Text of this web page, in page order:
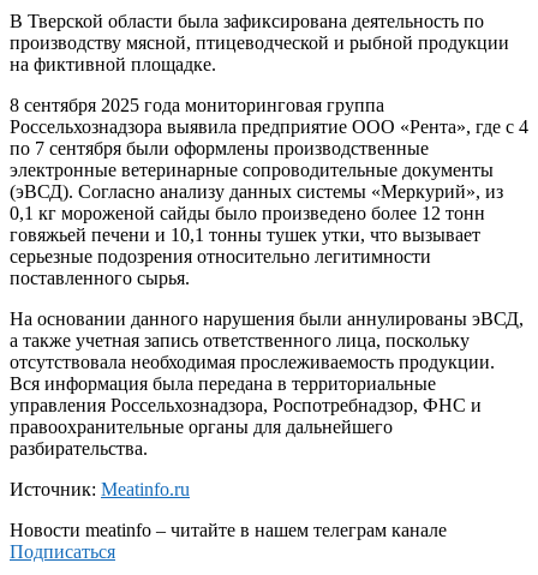
В Тверской области была зафиксирована деятельность по
производству мясной, птицеводческой и рыбной продукции
на фиктивной площадке.
8 сентября 2025 года мониторинговая группа
Россельхознадзора выявила предприятие ООО «Рента», где с 4
по 7 сентября были оформлены производственные
электронные ветеринарные сопроводительные документы
(эВСД). Согласно анализу данных системы «Меркурий», из
0,1 кг мороженой сайды было произведено более 12 тонн
говяжьей печени и 10,1 тонны тушек утки, что вызывает
серьезные подозрения относительно легитимности
поставленного сырья.
На основании данного нарушения были аннулированы эВСД,
а также учетная запись ответственного лица, поскольку
отсутствовала необходимая прослеживаемость продукции.
Вся информация была передана в территориальные
управления Россельхознадзора, Роспотребнадзор, ФНС и
правоохранительные органы для дальнейшего
разбирательства.
Источник: Meatinfo.ru
Новости meatinfo – читайте в нашем телеграм канале
Подписаться